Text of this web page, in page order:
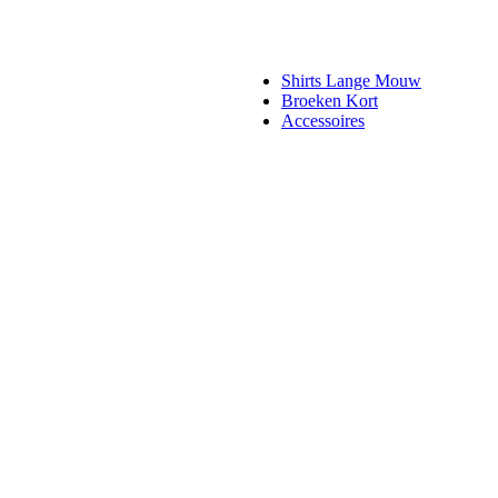
Shirts Lange Mouw
Broeken Kort
Accessoires